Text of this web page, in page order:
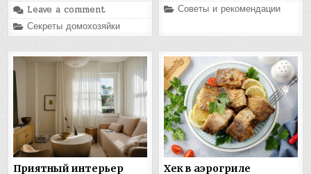
Leave a comment
Posted
in
Секреты домохозяйки
Posted
Советы и рекомендации
Приятный интерьер
Хек в аэрогриле